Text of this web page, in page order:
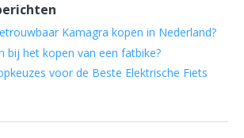
Kamagra kopen in Nederland?
bij het kopen van een fatbike?
voor de Beste Elektrische Fiets